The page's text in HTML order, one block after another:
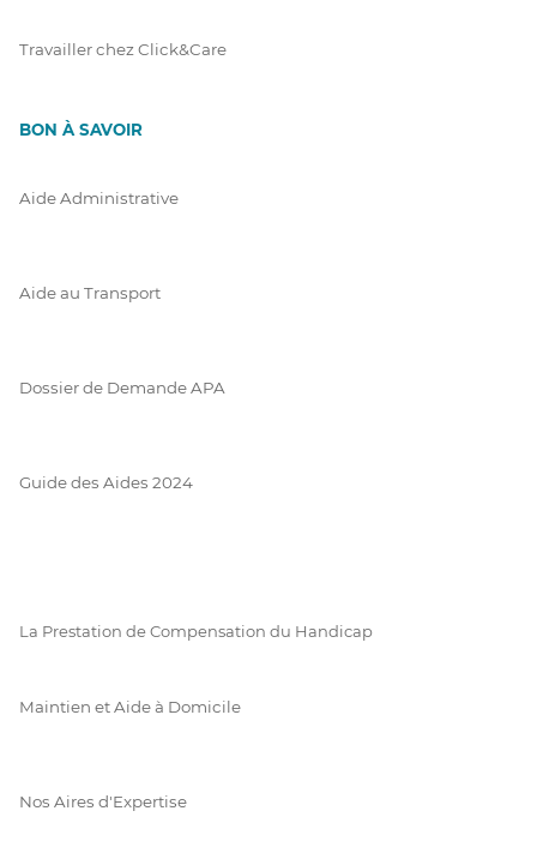
Travailler chez Click&Care
BON À SAVOIR
Aide Administrative
Aide au Transport
Dossier de Demande APA
Guide des Aides 2024
La Prestation de Compensation du Handicap
Maintien et Aide à Domicile
Nos Aires d'Expertise